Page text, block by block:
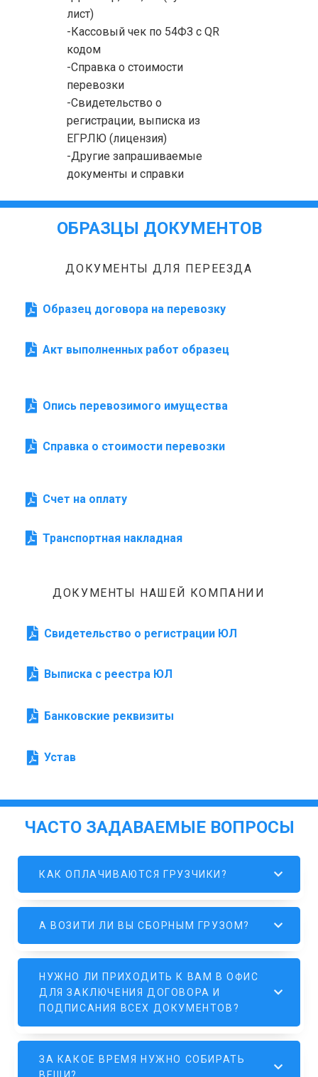
лист)
-Кассовый чек по 54ФЗ с QR
кодом
-Справка о стоимости
перевозки
-Свидетельство о
регистрации, выписка из
ЕГРЛЮ (лицензия)
-Другие запрашиваемые
документы и справки
ОБРАЗЦЫ ДОКУМЕНТОВ
ДОКУМЕНТЫ ДЛЯ ПЕРЕЕЗДА
Образец договора на перевозку
Акт выполненных работ образец
Опись перевозимого имущества
Справка о стоимости перевозки
Счет на оплату
Транспортная накладная
ДОКУМЕНТЫ НАШЕЙ КОМПАНИИ
Свидетельство о регистрации ЮЛ
Выписка с реестра ЮЛ
Банковские реквизиты
Устав
ЧАСТО ЗАДАВАЕМЫЕ ВОПРОСЫ
КАК ОПЛАЧИВАЮТСЯ ГРУЗЧИКИ?
А ВОЗИТИ ЛИ ВЫ СБОРНЫМ ГРУЗОМ?
НУЖНО ЛИ ПРИХОДИТЬ К ВАМ В ОФИС
ДЛЯ ЗАКЛЮЧЕНИЯ ДОГОВОРА И
ПОДПИСАНИЯ ВСЕХ ДОКУМЕНТОВ?
ЗА КАКОЕ ВРЕМЯ НУЖНО СОБИРАТЬ